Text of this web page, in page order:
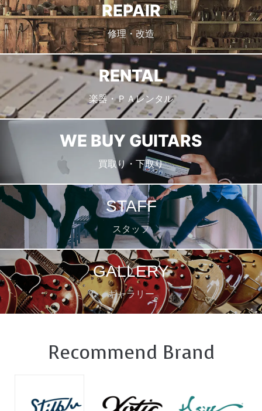
REPAIR
修理・改造
RENTAL
楽器・ＰＡレンタル
WE BUY GUITARS
買取り・下取り
STAFF
スタッフ
GALLERY
ギャラリー
Recommend Brand